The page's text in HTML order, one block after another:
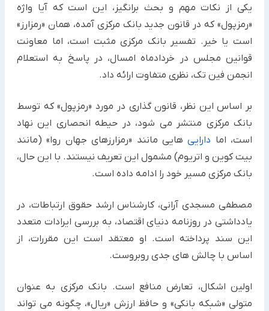
یکی از نکات مهم و بحث برانگیز، این است که آیا واژه
«رمزپول» که در قانون جدید بانک مرکزی آمده، همان «رمزارز»
است یا خیر. تفسیر بانک مرکزی مثبت است، اما معاونت
قوانین مجلس در خردادماه امسال، در پاسخ به استعلام
انجمن فین تک، نظری متفاوت ارائه داد.
بر اساس این نظر، قانون گذاری در مورد «رمزپول» که توسط
بانک مرکزی منتشر می شود، در حیطه انحصاری این نهاد
است، اما داراییهایی مانند «رمزارزهای جهان روا» (مانند
بیت کوین و اتریوم) مشمول این تعریف نیستند. با این حال،
بانک مرکزی مسیر خود را ادامه داده است.
مصطفی مسجدی آرانی، کارشناس ارشد حقوق ارتباطات، در
یادداشتی در روزنامه دنیای اقتصاد، به بررسی ایرادات متعدد
این سند پرداخته است. او معتقد است این مقررات، از
اساس با چالش های جدی روبروست.
اولین اشکال، تعارض منافع است. بانک مرکزی به عنوان
متولی «شبکه بانکی» و حافظ ارزش «ریال»، چگونه می تواند